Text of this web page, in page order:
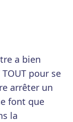
a bien
pour se
arrêter un
font que
la